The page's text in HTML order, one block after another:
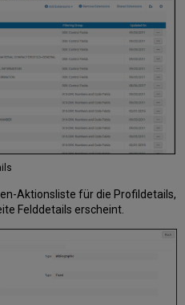
Aktionsliste für die Profildetails,
Felddetails erscheint.